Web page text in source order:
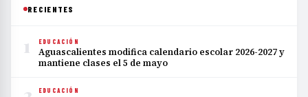
RECIENTES
1 EDUCACIÓN
Aguascalientes modifica calendario escolar 2026-2027 y
mantiene clases el 5 de mayo
EDUCACIÓN